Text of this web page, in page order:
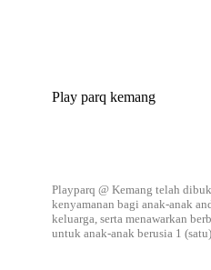
Play parq kemang
Playparq @ Kemang telah
kenyamanan bagi anak-anak
keluarga, serta menawarkan
untuk anak-anak berusia 1